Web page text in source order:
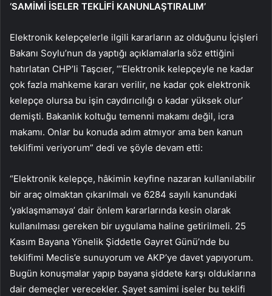
‘SAMİMİ İSELER TEKLİFİ KANUNLAŞTIRALIM’
Elektronik kelepçelerle ilgili kararların az olduğunu İçişleri
Bakanı Soylu’nun da yaptığı açıklamalarla söz ettiğini
hatırlatan CHP’li Taşcıer, “’Elektronik kelepçeyle ne kadar
çok fazla mahkeme kararı verilir, ne kadar çok elektronik
kelepçe olursa bu işin caydırıcılığı o kadar yüksek olur’
demişti. Bakanlık koltuğu temenni makamı değil, icra
makamı. Onlar bu konuda adım atmıyor ama ben kanun
teklifimi veriyorum” dedi ve şöyle devam etti:
“Elektronik kelepçe, hâkimin keyfine nazaran kullanılabilir
bir araç olmaktan çıkarılmalı ve 6284 sayılı kanundaki
‘yaklaşmamaya’ dair önlem kararlarında kesin olarak
kullanılması gereken bir uygulama haline getirilmeli. 25
Kasım Bayana Yönelik Şiddetle Gayret Günü’nde bu
teklifimi Meclis’e sunuyorum ve AKP’ye davet yapıyorum.
Bugün konuşmalar yapıp bayana şiddete karşı olduklarına
dair demeçler verecekler. Şayet samimi iseler bu teklifi